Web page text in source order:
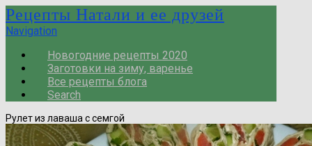
Рецепты Натали и ее друзей
Navigation
Новогодние рецепты 2020
Заготовки на зиму, варенье
Все рецепты блога
Search
Рулет из лаваша с семгой